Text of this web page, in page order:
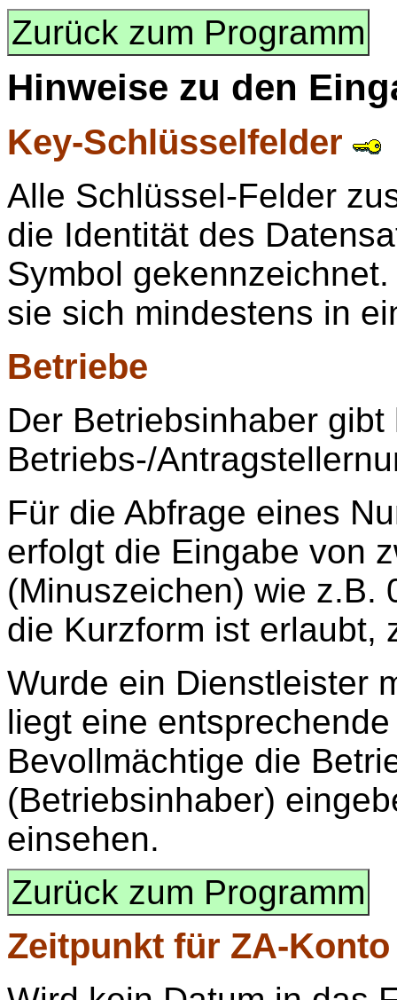
Zurück zum Programm
Hinweise zu den
Key-Schlüsselfelder
Alle Schlüssel-Felder
die Identität des
Symbol
sie sich mindestens in
Betriebe
Der Betriebsinhaber
Betriebs-/
Für die Abfrage eines
erfolgt die Eingabe von
(Minuszeichen) wie z.B.
die Kurzform ist erlaubt,
Wurde ein Dienstleister
liegt eine
Bevollmächtige die
(Betriebsinhaber)
einsehen.
Zurück zum Programm
Zeitpunkt für ZA-